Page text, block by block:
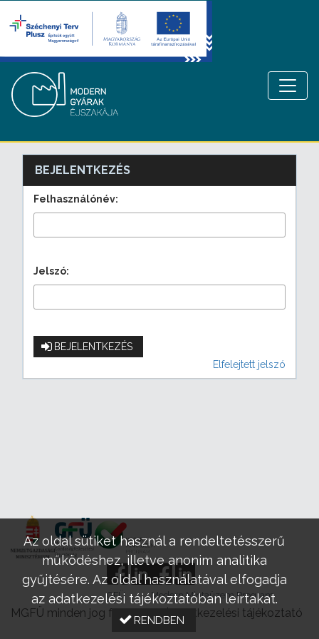
BEJELENTKEZÉS
Felhasználónév:
Jelszó:
BEJELENTKEZÉS
Elfelejtett jelszó
GFÜ Modern Mintaüzem Program
MGFÜ minden jog fenntartva |Adatkezelési tájékoztató
Az oldal sütiket használ a rendeltetésszerű
működéshez, illetve anonim analitika
gyűjtésére. Az oldal használatával elfogadja
az adatkezelési tájékoztatóban leírtakat.
RENDBEN